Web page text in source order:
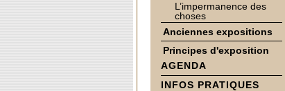
L’impermanence des
choses
Anciennes expositions
Principes d'exposition
AGENDA
INFOS PRATIQUES